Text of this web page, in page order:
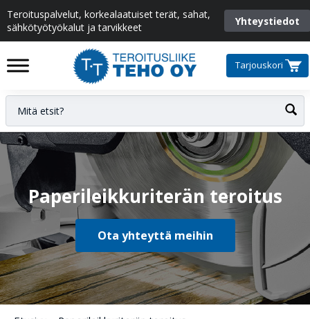
Teroituspalvelut, korkealaatuiset terät, sahat,
sähkötyötyökalut ja tarvikkeet
Yhteystiedot
Tarjouskori
Paperileikkuriterän teroitus
Ota yhteyttä meihin